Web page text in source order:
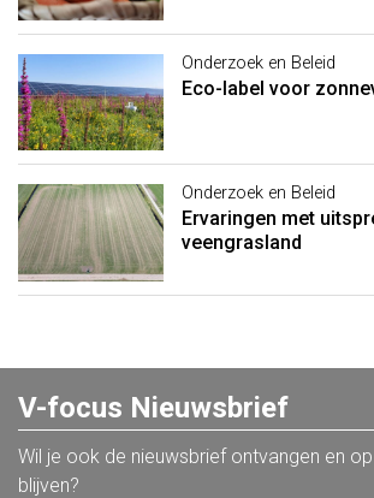
Onderzoek en Beleid
Eco-label voor
Onderzoek en Beleid
Ervaringen met
veengrasland
V-focus Nieuwsbrief
Wil je ook de nieuwsbrief ontvangen en
blijven?